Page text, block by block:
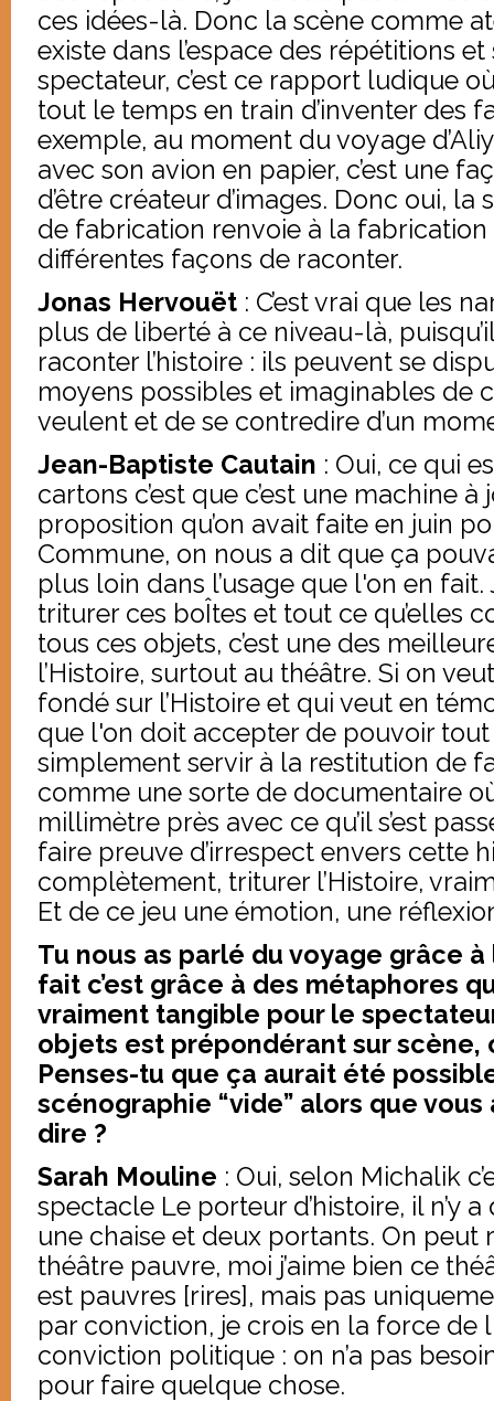
ces idées-là. Donc la scène comme
existe dans l’espace des répétitions
spectateur, c’est ce rapport ludique
tout le temps en train d’inventer des
exemple, au moment du voyage
avec son avion en papier, c’est une
d’être créateur d’images. Donc oui,
de fabrication renvoie à la fabrication
différentes façons de raconter.
Jonas Hervouët : C’est vrai que les
plus de liberté à ce niveau-là,
raconter l’histoire : ils peuvent se
moyens possibles et imaginables de
veulent et de se contredire d’un
Jean-Baptiste Cautain : Oui, ce qui
cartons c’est que c’est une machine à
proposition qu’on avait faite en juin
Commune, on nous a dit que ça
plus loin dans l’usage que l'on en fait.
triturer ces boÎtes et tout ce qu’elles
tous ces objets, c’est une des
l’Histoire, surtout au théâtre. Si on
fondé sur l’Histoire et qui veut en
que l'on doit accepter de pouvoir tout
simplement servir à la restitution de
comme une sorte de documentaire
millimètre près avec ce qu’il s’est
faire preuve d’irrespect envers cette
complètement, triturer l’Histoire,
Et de ce jeu une émotion, une
Tu nous as parlé du voyage grâce à
fait c’est grâce à des métaphores
vraiment tangible pour le
objets est prépondérant sur scène,
Penses-tu que ça aurait été
scénographie “vide” alors que
dire ?
Sarah Mouline : Oui, selon Michalik
spectacle Le porteur d’histoire, il n’y
une chaise et deux portants. On peut
théâtre pauvre, moi j’aime bien ce
est pauvres [rires], mais pas
par conviction, je crois en la force de
conviction politique : on n’a pas
pour faire quelque chose.